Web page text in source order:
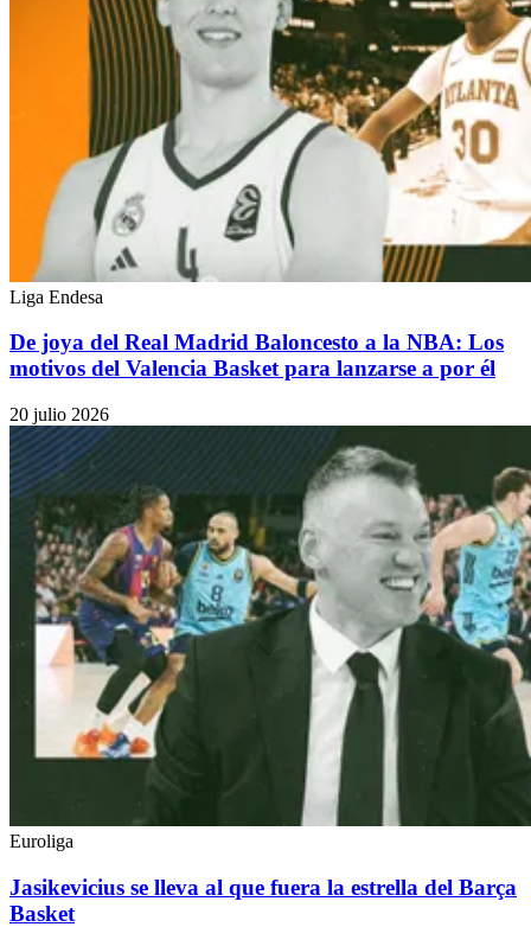
Liga Endesa
De joya del Real Madrid Baloncesto a la NBA: Los
motivos del Valencia Basket para lanzarse a por él
20 julio 2026
Euroliga
Jasikevicius se lleva al que fuera la estrella del Barça
Basket